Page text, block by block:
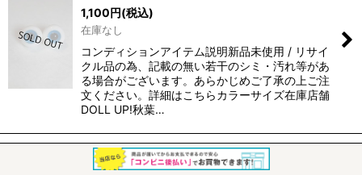
1,100円(税込)
在庫なし
コンディションアイテム説明新品未使用 / リサイ
クル品の為、記載の無い若干のシミ・汚れ等があ
る場合がございます。あらかじめご了承の上ご注
文ください。詳細はこちらカラーサイズ在庫店舗
DOLL UP!秋葉…